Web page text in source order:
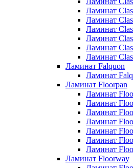
Ламинат
Ламинат
Ламинат
Ламинат
Ламинат
Ламинат
Ламинат Falquon
Ламинат
Ламинат Floorpan
Ламинат
Ламинат
Ламинат
Ламинат
Ламинат
Ламинат
Ламинат
Ламинат Floorway